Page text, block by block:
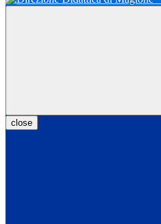
close